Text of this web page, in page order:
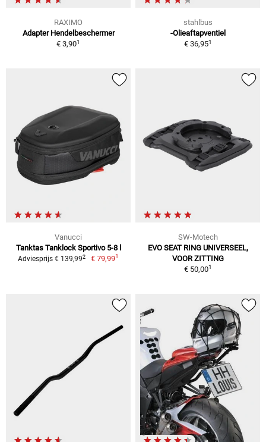
RAXIMO
Adapter Hendelbeschermer
€ 3,901
stahlbus
-Olieaftapventiel
€ 36,951
Vanucci
Tanktas Tanklock Sportivo 5-8 l
Adviesprijs € 139,992 € 79,991
SW-Motech
EVO SEAT RING UNIVERSEEL,
VOOR ZITTING
€ 50,001